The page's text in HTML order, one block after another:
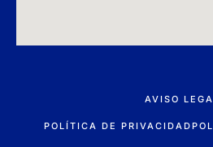
AVISO
POLÍTICA DE PRIVACIDAD